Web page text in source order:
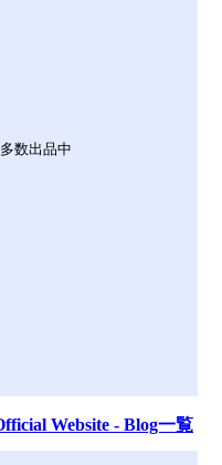
数出品中
Website - Blog一覧